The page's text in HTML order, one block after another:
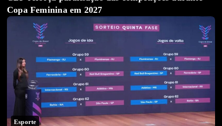
Copa Feminina em 2027
Esporte